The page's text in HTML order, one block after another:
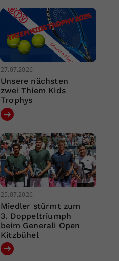
27.07.2026
Unsere nächsten
zwei Thiem Kids
Trophys
25.07.2026
Miedler stürmt zum
3. Doppeltriumph
beim Generali Open
Kitzbühel